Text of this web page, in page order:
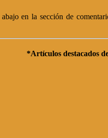
en la sección de
*Artículos destacados